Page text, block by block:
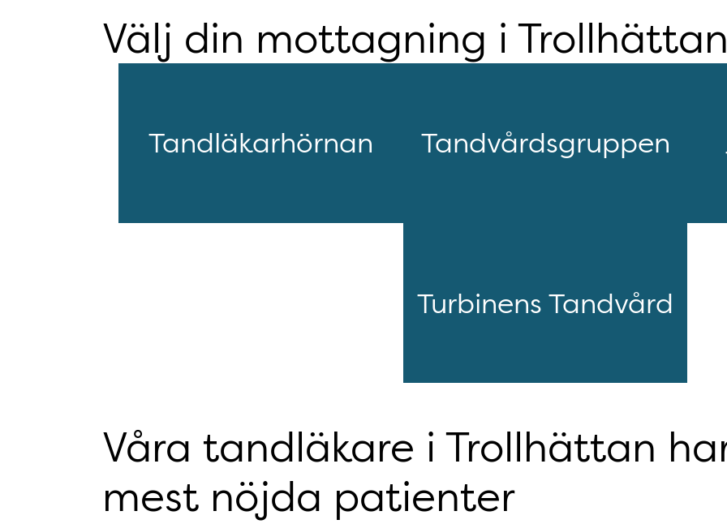
Välj din mottagning i
Tandläkarhörnan Tandvårdsgruppen
Turbinens Tandvård
Våra tandläkare i Trollhättan
mest nöjda patienter